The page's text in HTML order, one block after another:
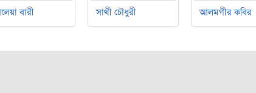
বারী সাথী চৌধুরী আলমগীর কবির